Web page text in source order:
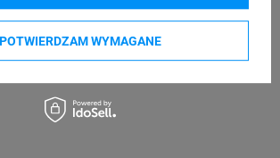
POTWIERDZAM WYMAGANE